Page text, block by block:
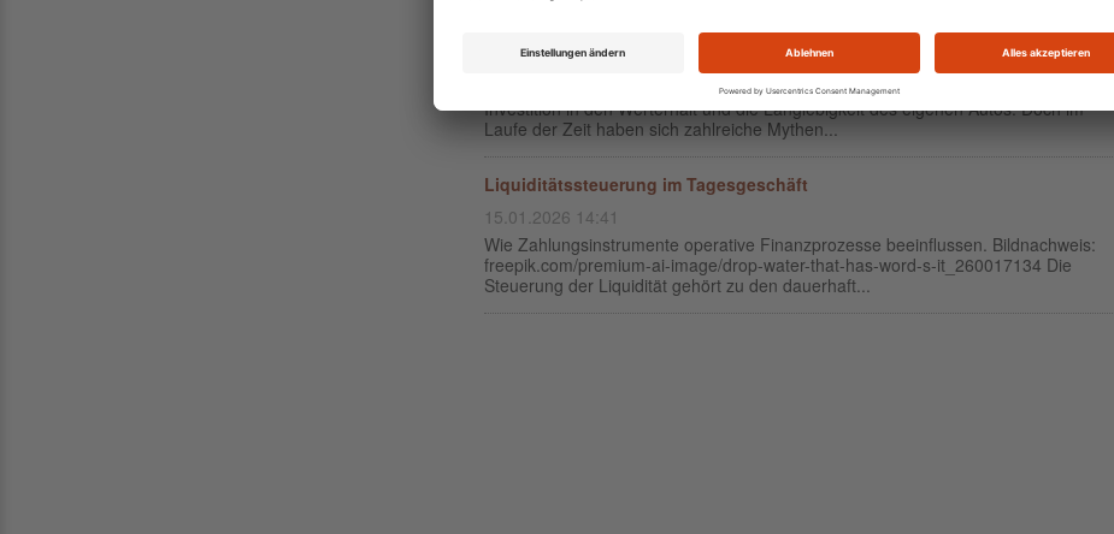
Die Kunst der Fahrzeugpflege: Mythen und Wahrheiten
28.01.2026 19:34
Die Fahrzeugpflege ist mehr als nur eine Frage der Ästhetik – sie ist eine
Investition in den Werterhalt und die Langlebigkeit des eigenen Autos. Doch im
Laufe der Zeit haben sich zahlreiche Mythen...
Liquiditätssteuerung im Tagesgeschäft
15.01.2026 14:41
Wie Zahlungsinstrumente operative Finanzprozesse beeinflussen. Bildnachweis:
freepik.com/premium-ai-image/drop-water-that-has-word-s-it_260017134 Die
Steuerung der Liquidität gehört zu den dauerhaft...